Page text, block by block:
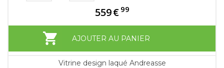
559€ 99
AJOUTER AU PANIER
Vitrine design laqué Andreasse